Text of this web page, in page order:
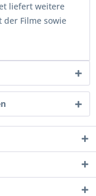
liefert weitere
Filme sowie